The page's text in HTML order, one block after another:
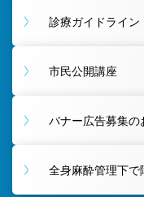
診療ガイドライン
市民公開講座
バナー広告募集の
全身麻酔管理下で